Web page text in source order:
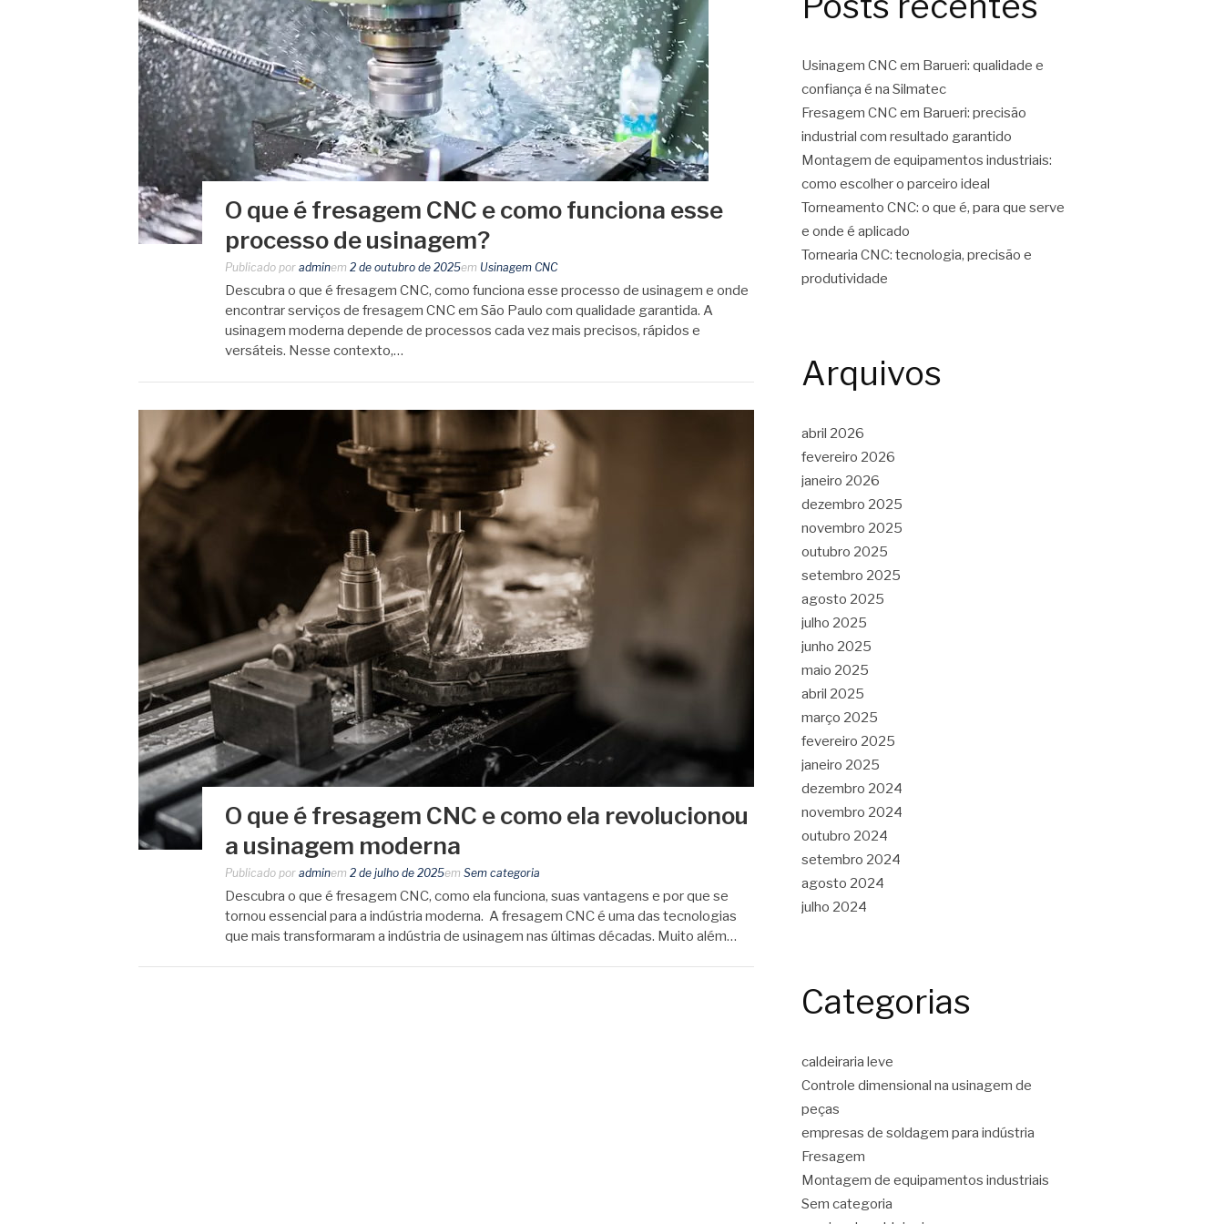
O que é fresagem CNC e como funciona esse
processo de usinagem?
Publicado por adminem 2 de outubro de 2025em Usinagem CNC
Descubra o que é fresagem CNC, como funciona esse processo de usinagem e onde
encontrar serviços de fresagem CNC em São Paulo com qualidade garantida. A
usinagem moderna depende de processos cada vez mais precisos, rápidos e
versáteis. Nesse contexto,…
O que é fresagem CNC e como ela revolucionou
a usinagem moderna
Publicado por adminem 2 de julho de 2025em Sem categoria
Descubra o que é fresagem CNC, como ela funciona, suas vantagens e por que se
tornou essencial para a indústria moderna. A fresagem CNC é uma das tecnologias
que mais transformaram a indústria de usinagem nas últimas décadas. Muito além…
Usinagem CNC em Barueri: qualidade e
confiança é na Silmatec
Fresagem CNC em Barueri: precisão
industrial com resultado garantido
Montagem de equipamentos industriais:
como escolher o parceiro ideal
Torneamento CNC: o que é, para que serve
e onde é aplicado
Tornearia CNC: tecnologia, precisão e
produtividade
Arquivos
abril 2026
fevereiro 2026
janeiro 2026
dezembro 2025
novembro 2025
outubro 2025
setembro 2025
agosto 2025
julho 2025
junho 2025
maio 2025
abril 2025
março 2025
fevereiro 2025
janeiro 2025
dezembro 2024
novembro 2024
outubro 2024
setembro 2024
agosto 2024
julho 2024
Categorias
caldeiraria leve
Controle dimensional na usinagem de
peças
empresas de soldagem para indústria
Fresagem
Montagem de equipamentos industriais
Sem categoria